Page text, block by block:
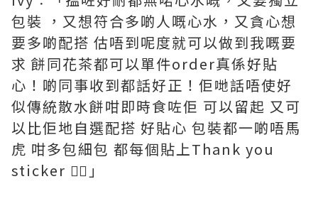
包裝 ，又想符合多啲人嘅心水，又貪心想
要多啲配搭 估唔到呢度就可以做到我嘅要
求 餅同花茶都可以單件order真係好貼
心！啲同事收到都話好正！佢哋話唔使好
似傳統散水餅咁即時食咗佢 可以留起 又可
以比佢地自選配搭 好貼心 包裝都一啲唔馬
虎 咁多包細包 都每個貼上Thank you
sticker 👍🏻」